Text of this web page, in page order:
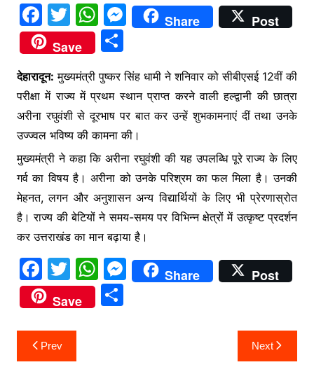
F
a
c
e
b
o
o
k
T
w
itt
er
W
h
at
s
A
p
p
M
e
s
e
n
g
er
Share
Post
Save
S
ar
e
देहारादून: मुख्यमंत्री पुष्कर सिंह धामी ने शनिवार को सीबीएसई 12वीं की
परीक्षा में राज्य में प्रथम स्थान प्राप्त करने वाली हल्द्वानी की छात्रा
अरीना रघुवंशी से दूरभाष पर बात कर उन्हें शुभकामनाएं दीं तथा उनके
उज्ज्वल भविष्य की कामना की।
मुख्यमंत्री ने कहा कि अरीना रघुवंशी की यह उपलब्धि पूरे राज्य के लिए
गर्व का विषय है। अरीना को उनके परिश्रम का फल मिला है। उनकी
मेहनत, लगन और अनुशासन अन्य विद्यार्थियों के लिए भी प्रेरणास्रोत
है। राज्य की बेटियों ने समय-समय पर विभिन्न क्षेत्रों में उत्कृष्ट प्रदर्शन
कर उत्तराखंड का मान बढ़ाया है।
F
a
c
e
b
T
w
itt
er
W
h
at
M
e
Share
Post
Save
S
Post
navigation
Prev Next